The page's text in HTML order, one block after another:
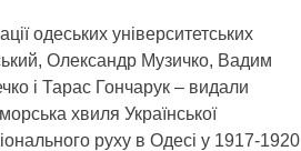
одеських університетських
Олександр Музичко, Вадим
і Тарас Гончарук – видали
хвиля Української
руху в Одесі у 1917-1920